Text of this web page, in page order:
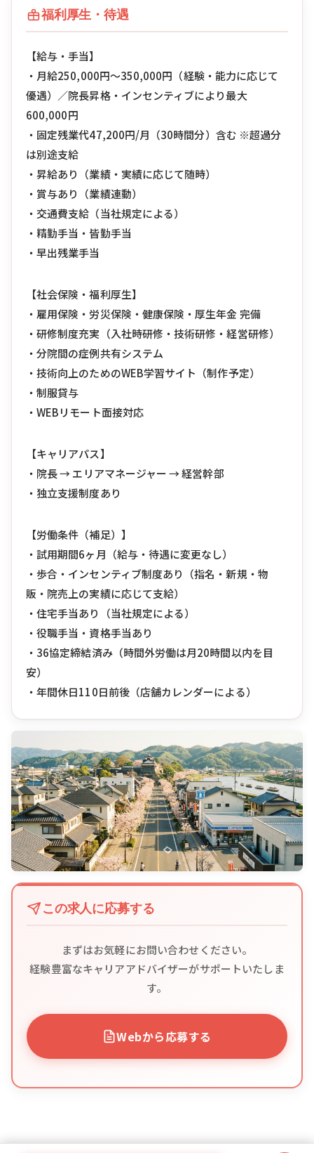
福利厚生・待遇
【給与・手当】
・月給250,000円〜350,000円（経験・能力に応じて
優遇）／院長昇格・インセンティブにより最大
600,000円
・固定残業代47,200円/月（30時間分）含む ※超過分
は別途支給
・昇給あり（業績・実績に応じて随時）
・賞与あり（業績連動）
・交通費支給（当社規定による）
・精勤手当・皆勤手当
・早出残業手当
【社会保険・福利厚生】
・雇用保険・労災保険・健康保険・厚生年金 完備
・研修制度充実（入社時研修・技術研修・経営研修）
・分院間の症例共有システム
・技術向上のためのWEB学習サイト（制作予定）
・制服貸与
・WEBリモート面接対応
【キャリアパス】
・院長 → エリアマネージャー → 経営幹部
・独立支援制度あり
【労働条件（補足）】
・試用期間6ヶ月（給与・待遇に変更なし）
・歩合・インセンティブ制度あり（指名・新規・物
販・院売上の実績に応じて支給）
・住宅手当あり（当社規定による）
・役職手当・資格手当あり
・36協定締結済み（時間外労働は月20時間以内を目
安）
・年間休日110日前後（店舗カレンダーによる）
この求人に応募する
まずはお気軽にお問い合わせください。
経験豊富なキャリアアドバイザーがサポートいたしま
す。
Webから応募する